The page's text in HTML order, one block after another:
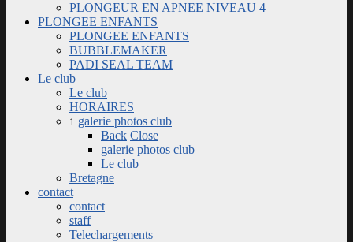
PLONGEUR EN APNEE NIVEAU 4
PLONGEE ENFANTS
PLONGEE ENFANTS
BUBBLEMAKER
PADI SEAL TEAM
Le club
Le club
HORAIRES
1 galerie photos club
Back Close
galerie photos club
Le club
Bretagne
contact
contact
staff
Telechargements